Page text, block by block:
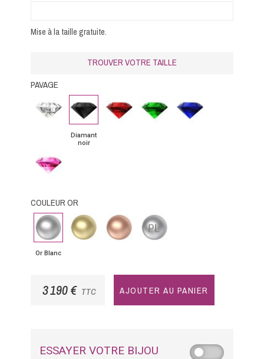
Mise à la taille gratuite.
TROUVER VOTRE TAILLE
PAVAGE
Diamant
Diamant
noir
Diamant
noir
Rubis Emeraude Saphir
bleu
Saphir
rose
COULEUR OR
Or
Blanc
Or Blanc
Or
Jaune
Or
Rose
Platine
3 190 € TTC AJOUTER AU PANIER
ESSAYER VOTRE BIJOU